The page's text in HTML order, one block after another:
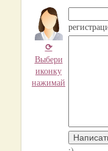
⟳
Выбери
иконку
нажимай